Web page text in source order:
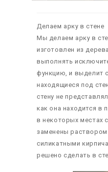
Делаем арку в стене
Мы делаем арку в
изготовлен из
выполнять
функцию, и выделит
находящиеся под
стену не
как она находится в
в некоторых местах
заменены
силикатными
решено сделать в